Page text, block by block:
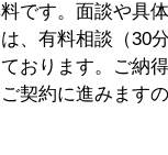
です。面談や具
、有料相談（30
おります。ご納
契約に進みます